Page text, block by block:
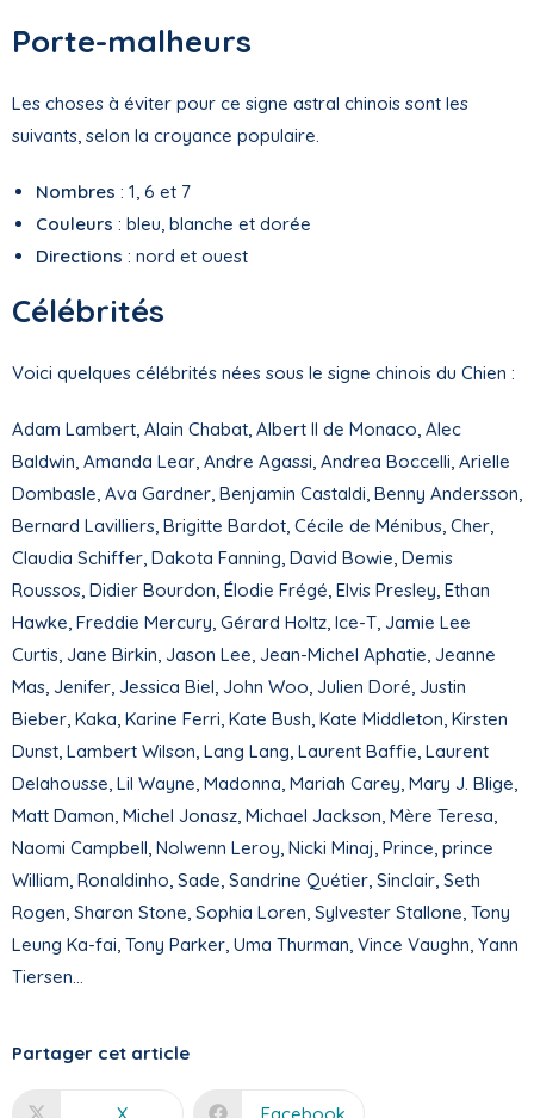
Porte-malheurs
Les choses à éviter pour ce signe astral chinois sont les
suivants, selon la croyance populaire.
Nombres : 1, 6 et 7
Couleurs : bleu, blanche et dorée
Directions : nord et ouest
Célébrités
Voici quelques célébrités nées sous le signe chinois du Chien :
Adam Lambert, Alain Chabat, Albert II de Monaco, Alec
Baldwin, Amanda Lear, Andre Agassi, Andrea Boccelli, Arielle
Dombasle, Ava Gardner, Benjamin Castaldi, Benny Andersson,
Bernard Lavilliers, Brigitte Bardot, Cécile de Ménibus, Cher,
Claudia Schiffer, Dakota Fanning, David Bowie, Demis
Roussos, Didier Bourdon, Élodie Frégé, Elvis Presley, Ethan
Hawke, Freddie Mercury, Gérard Holtz, Ice-T, Jamie Lee
Curtis, Jane Birkin, Jason Lee, Jean-Michel Aphatie, Jeanne
Mas, Jenifer, Jessica Biel, John Woo, Julien Doré, Justin
Bieber, Kaka, Karine Ferri, Kate Bush, Kate Middleton, Kirsten
Dunst, Lambert Wilson, Lang Lang, Laurent Baffie, Laurent
Delahousse, Lil Wayne, Madonna, Mariah Carey, Mary J. Blige,
Matt Damon, Michel Jonasz, Michael Jackson, Mère Teresa,
Naomi Campbell, Nolwenn Leroy, Nicki Minaj, Prince, prince
William, Ronaldinho, Sade, Sandrine Quétier, Sinclair, Seth
Rogen, Sharon Stone, Sophia Loren, Sylvester Stallone, Tony
Leung Ka-fai, Tony Parker, Uma Thurman, Vince Vaughn, Yann
Tiersen…
Partager cet article
X Facebook